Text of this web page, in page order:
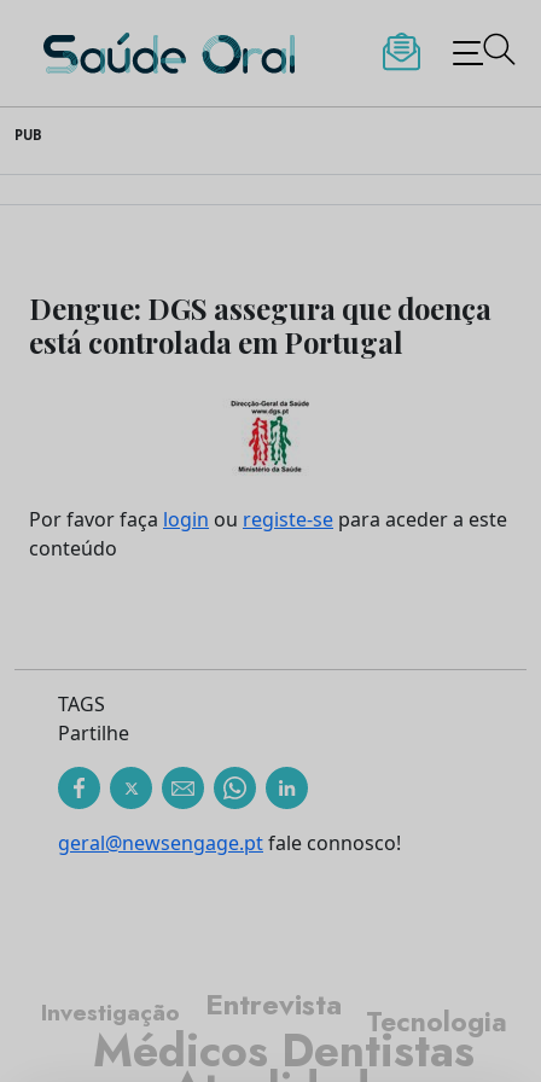
to
content
Saúde Oral
PUB
Dengue: DGS assegura que doença
está controlada em Portugal
Por favor faça login ou registe-se para aceder a este
conteúdo
TAGS
Partilhe
geral@newsengage.ptfale connosco!
Médicos Dentistas
Entrevista Tecnologia
Investigação